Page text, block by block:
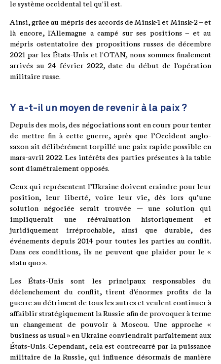
le système occidental tel qu'il est.
Ainsi, grâce au mépris des accords de Minsk-1 et Minsk-2 – et
là encore, l'Allemagne a campé sur ses positions – et au
mépris ostentatoire des propositions russes de décembre
2021 par les États-Unis et l'OTAN, nous sommes finalement
arrivés au 24 février 2022, date du début de l'opération
militaire russe.
Y a-t-il un moyen de revenir à la paix ?
Depuis des mois, des négociations sont en cours pour tenter
de mettre fin à cette guerre, après que l’Occident anglo-
saxon ait délibérément torpillé une paix rapide possible en
mars-avril 2022. Les intérêts des parties présentes à la table
sont diamétralement opposés.
Ceux qui représentent l’Ukraine doivent craindre pour leur
position, leur liberté, voire leur vie, dès lors qu’une
solution négociée serait trouvée — une solution qui
impliquerait une réévaluation historiquement et
juridiquement irréprochable, ainsi que durable, des
événements depuis 2014 pour toutes les parties au conflit.
Dans ces conditions, ils ne peuvent que plaider pour le «
statu quo ».
Les États-Unis sont les principaux responsables du
déclenchement du conflit, tirent d'énormes profits de la
guerre au détriment de tous les autres et veulent continuer à
affaiblir stratégiquement la Russie afin de provoquer à terme
un changement de pouvoir à Moscou. Une approche «
business as usual » en Ukraine conviendrait parfaitement aux
États-Unis. Cependant, cela est contrecarré par la puissance
militaire de la Russie, qui influence désormais de manière